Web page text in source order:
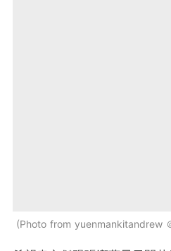
Photo from yuenmankitandrew